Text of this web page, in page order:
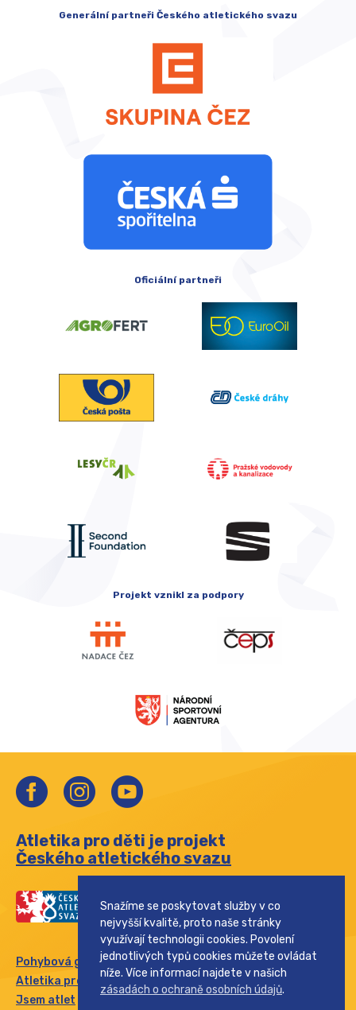
Generální partneři Českého atletického svazu
Oficiální partneři
Projekt vznikl za podpory
Atletika pro děti je projekt
Českého atletického svazu
Pohybová gramotnost
Atletika pro rodinu
Jsem atlet
Snažíme se poskytovat služby v co
nejvyšší kvalitě, proto naše stránky
využívají technologii cookies. Povolení
jednotlivých typů cookies můžete ovládat
níže. Více informací najdete v našich
zásadách o ochraně osobních údajů.